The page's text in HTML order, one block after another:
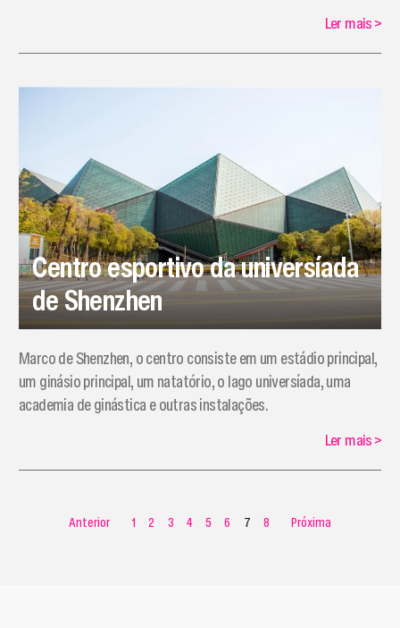
Ler mais>
Centro esportivo da universíada
de Shenzhen
Marco de Shenzhen, o centro consiste em um estádio principal,
um ginásio principal, um natatório, o lago universíada, uma
academia de ginástica e outras instalações.
Ler mais>
Anterior 1 2 3 4 5 6 7 8 Próxima